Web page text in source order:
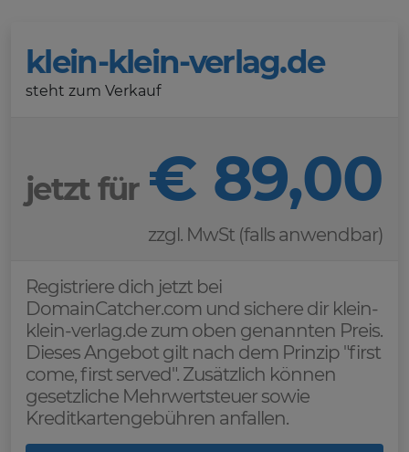
klein-klein-verlag.de
steht zum Verkauf
jetzt für € 89,00
zzgl. MwSt (falls anwendbar)
Registriere dich jetzt bei
DomainCatcher.com und sichere dir klein-
klein-verlag.de zum oben genannten Preis.
Dieses Angebot gilt nach dem Prinzip "first
come, first served". Zusätzlich können
gesetzliche Mehrwertsteuer sowie
Kreditkartengebühren anfallen.